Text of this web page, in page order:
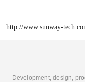
http://www.sunway-
Development, design,